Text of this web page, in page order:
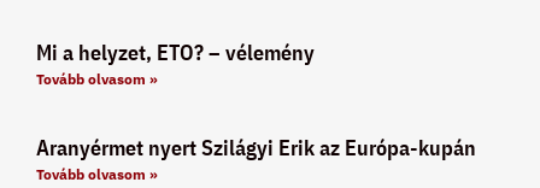
Mi a helyzet, ETO? – vélemény
Tovább olvasom »
Aranyérmet nyert Szilágyi Erik az Európa-kupán
Tovább olvasom »